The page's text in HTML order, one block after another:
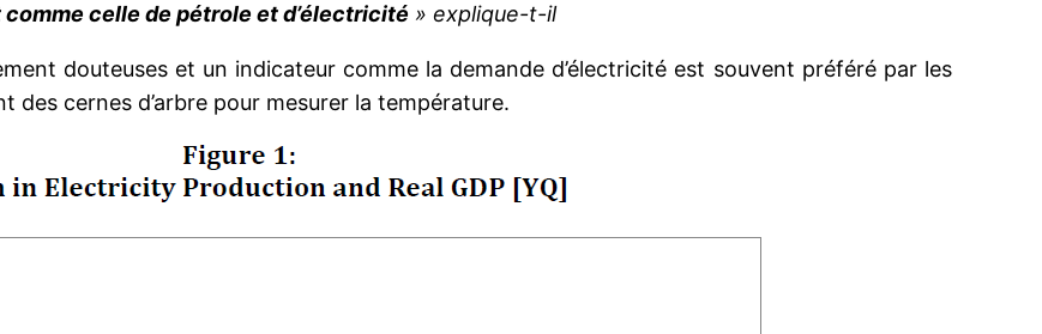
celle de pétrole et d’électricité » explique-t-il
douteuses et un indicateur comme la demande d’électricité est souvent préféré par les
cernes d’arbre pour mesurer la température.